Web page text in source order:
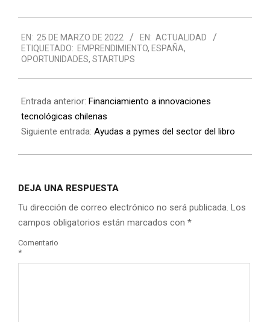
03-
25
EN: 25 DE MARZO DE 2022 EN: ACTUALIDAD
ETIQUETADO: EMPRENDIMIENTO, ESPAÑA,
OPORTUNIDADES, STARTUPS
Entrada anterior: Financiamiento a innovaciones
tecnológicas chilenas
Siguiente entrada: Ayudas a pymes del sector del libro
DEJA UNA RESPUESTA
Tu dirección de correo electrónico no será publicada. Los
campos obligatorios están marcados con *
Comentario
*